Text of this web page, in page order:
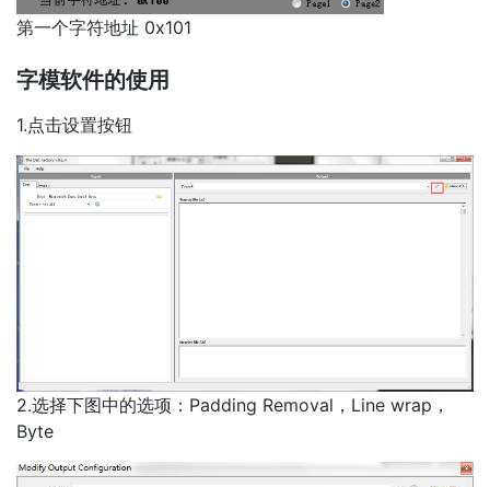
第一个字符地址 0x101
字模软件的使用
1.点击设置按钮
2.选择下图中的选项：Padding Removal，Line wrap，
Byte